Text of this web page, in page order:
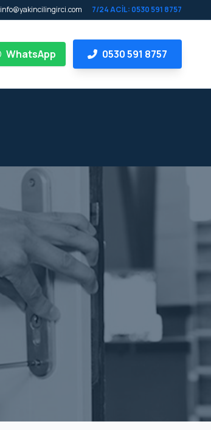
info@yakincilingirci.com 7/24 ACİL: 0530 591 8757
WhatsApp 0530 591 8757